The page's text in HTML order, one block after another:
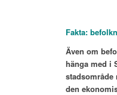
Fakta:
Även om
hänga med i
den